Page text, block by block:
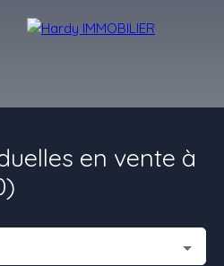
Les villes qu'on aime
en vente à